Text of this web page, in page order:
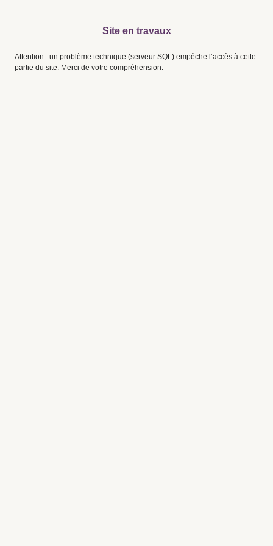
Site en travaux
Attention : un problème technique (serveur SQL) empêche l’accès à cette
partie du site. Merci de votre compréhension.